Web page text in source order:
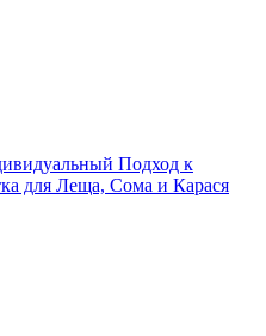
Подход к
для Леща, Сома и Карася